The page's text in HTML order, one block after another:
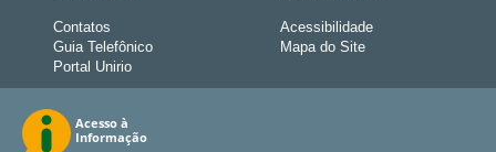
Contatos
Guia Telefônico
Portal Unirio
Acessibilidade
Mapa do Site